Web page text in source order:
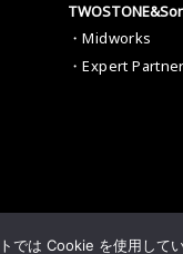
・Midworks
・Expert
では Cookie を使用して